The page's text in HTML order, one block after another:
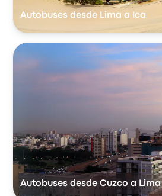
Autobuses desde Lima a Ica
Autobuses desde Cuzco a Lima